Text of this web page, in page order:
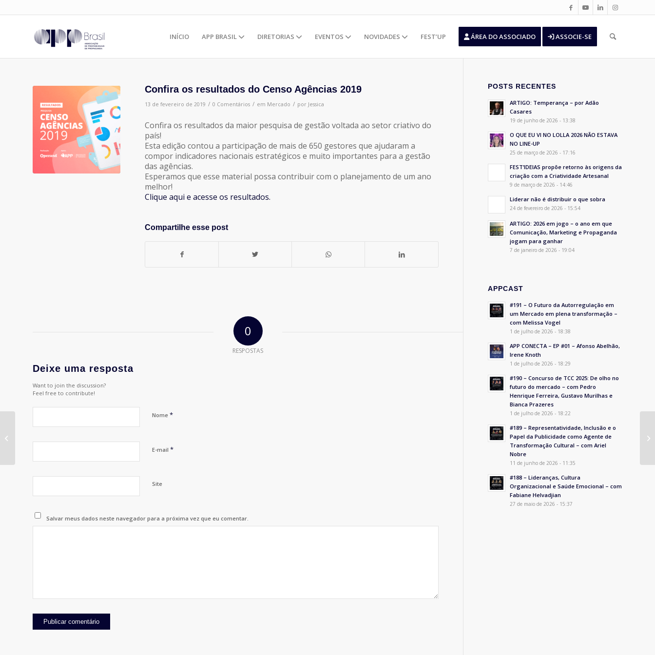
INÍCIO APP BRASIL DIRETORIAS EVENTOS NOVIDADES FEST’UP ÁREA DO ASSOCIADO ASSOCIE-SE
Confira os resultados do Censo Agências 2019
13 de fevereiro de 2019 / 0 Comentários / em Mercado / por Jessica
Confira os resultados da maior pesquisa de gestão voltada ao setor criativo do
país!
Esta edição contou a participação de mais de 650 gestores que ajudaram a
compor indicadores nacionais estratégicos e muito importantes para a gestão
das agências.
Esperamos que esse material possa contribuir com o planejamento de um ano
melhor!
Clique aqui e acesse os resultados.
Compartilhe esse post
0
RESPOSTAS
Deixe uma resposta
Want to join the discussion?
Feel free to contribute!
Nome *
E-mail *
Site
Salvar meus dados neste navegador para a próxima vez que eu comentar.
POSTS RECENTES
ARTIGO: Temperança – por Adão
Casares
19 de junho de 2026 - 13:38
O QUE EU VI NO LOLLA 2026 NÃO ESTAVA
NO LINE-UP
25 de março de 2026 - 17:16
FEST’IDEIAS propõe retorno às origens da
criação com a Criatividade Artesanal
9 de março de 2026 - 14:46
Liderar não é distribuir o que sobra
24 de fevereiro de 2026 - 15:54
ARTIGO: 2026 em jogo – o ano em que
Comunicação, Marketing e Propaganda
jogam para ganhar
7 de janeiro de 2026 - 19:04
APPCAST
#191 – O Futuro da Autorregulação em
um Mercado em plena transformação –
com Melissa Vogel
1 de julho de 2026 - 18:38
APP CONECTA – EP #01 – Afonso Abelhão,
Irene Knoth
1 de julho de 2026 - 18:29
#190 – Concurso de TCC 2025: De olho no
futuro do mercado – com Pedro
Henrique Ferreira, Gustavo Murilhas e
Bianca Prazeres
1 de julho de 2026 - 18:22
#189 – Representatividade, Inclusão e o
Papel da Publicidade como Agente de
Transformação Cultural – com Ariel
Nobre
11 de junho de 2026 - 11:35
#188 – Lideranças, Cultura
Organizacional e Saúde Emocional – com
Fabiane Helvadjian
27 de maio de 2026 - 15:37
Planejamento e